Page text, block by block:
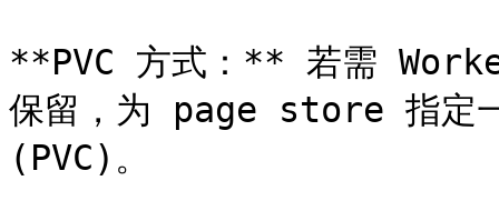
**PVC 方式：** 若需
保留，为 page store 指
(PVC)。